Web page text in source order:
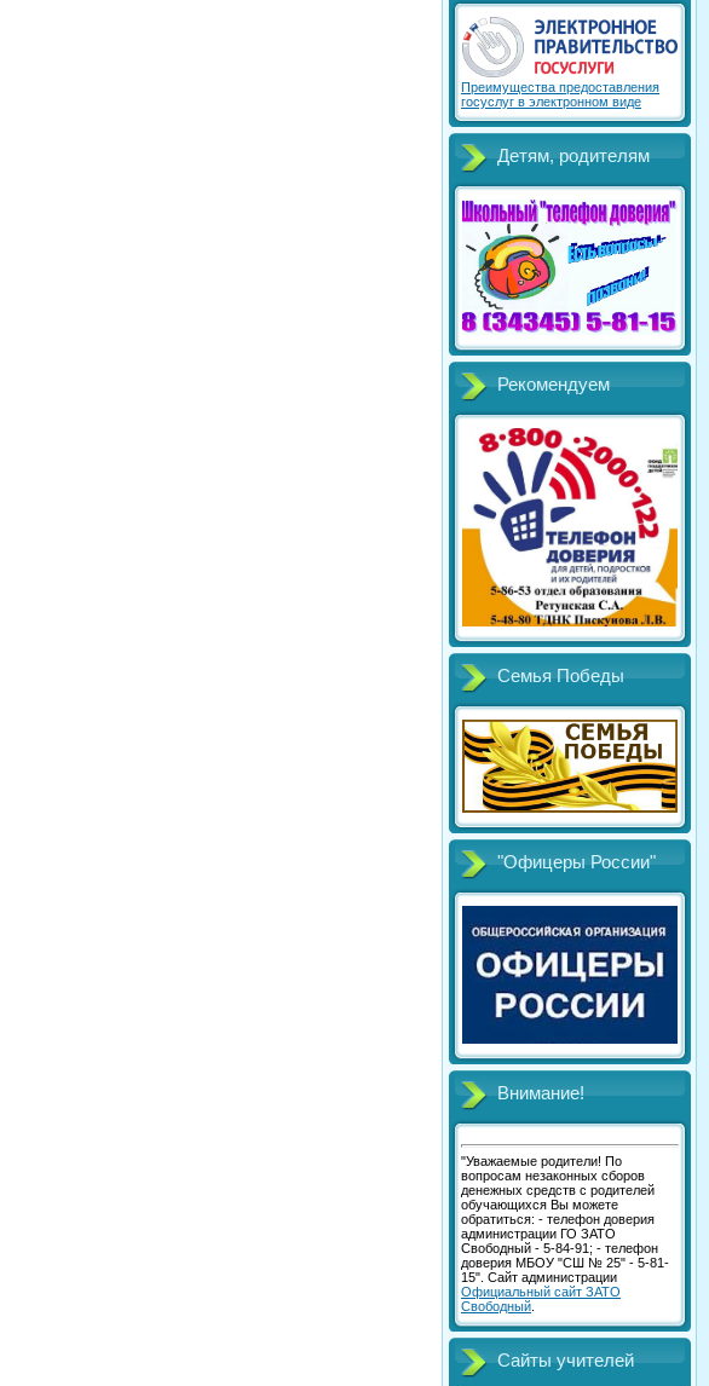
Преимущества предоставления
госуслуг в электронном виде
Детям, родителям
Рекомендуем
Семья Победы
"Офицеры России"
Внимание!
"Уважаемые родители! По
вопросам незаконных сборов
денежных средств с родителей
обучающихся Вы можете
обратиться: - телефон доверия
администрации ГО ЗАТО
Свободный - 5-84-91; - телефон
доверия МБОУ "СШ № 25" - 5-81-
15". Сайт администрации
Официальный сайт ЗАТО
Свободный
Сайты учителей